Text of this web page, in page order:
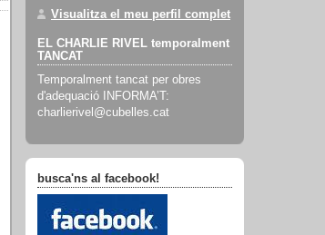
Visualitza el meu perfil complet
EL CHARLIE RIVEL temporalment
TANCAT
Temporalment tancat per obres
d'adequació INFORMA’T:
charlierivel@cubelles.cat
busca'ns al facebook!